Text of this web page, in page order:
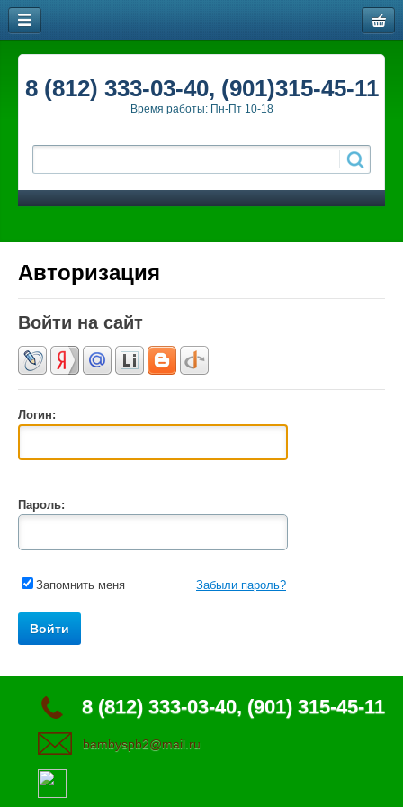
8 (812) 333-03-40, (901)315-45-11
Время работы: Пн-Пт 10-18
Авторизация
Войти на сайт
Логин:
Пароль:
Запомнить меня Забыли пароль?
8 (812) 333-03-40, (901) 315-45-11
bambyspb2@mail.ru